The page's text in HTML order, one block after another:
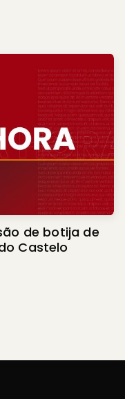
de botija de
Castelo